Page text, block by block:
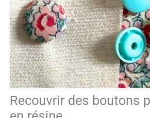
Recouvrir des boutons